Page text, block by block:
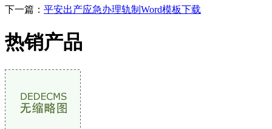
下一篇： 平安出产应急办理轨制Word模板下载
热销产品